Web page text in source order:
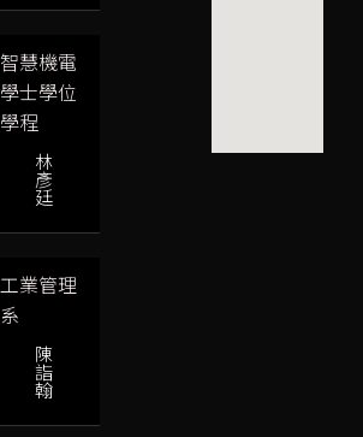
智慧機電
學士學位
學程
林
彥
廷
工業管理
系
陳
詣
翰